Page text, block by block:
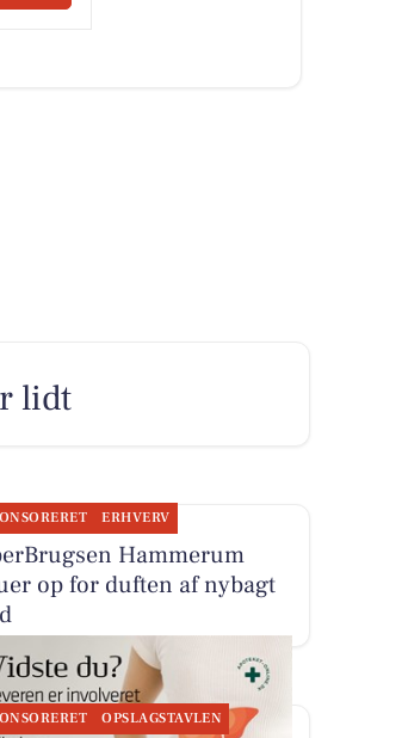
lidt
ERHVERV
Hammerum
op for duften af nybagt
OPSLAGSTAVLEN